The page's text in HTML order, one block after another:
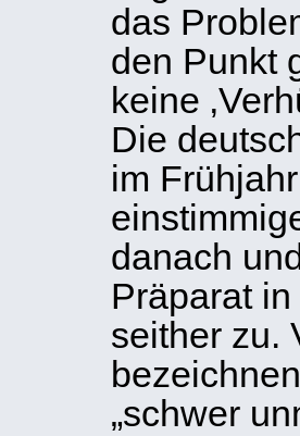
das
den Punkt
keine
Die
im
danach
Präparat
seither zu.
„schwer